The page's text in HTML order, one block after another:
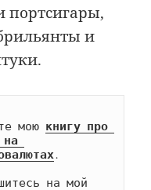
портсигары,
и
мою книгу про
на
.